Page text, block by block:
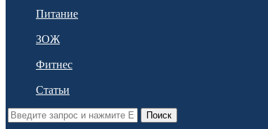
Питание
ЗОЖ
Фитнес
Статьи
Поиск